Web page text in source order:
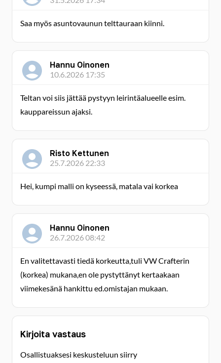
Saa myös asuntovaunun telttauraan kiinni.
Hannu Oinonen
10.6.2026 17:35
Teltan voi siis jättää pystyyn leirintäalueelle esim.
kauppareissun ajaksi.
Risto Kettunen
25.7.2026 22:33
Hei, kumpi malli on kyseessä, matala vai korkea
Hannu Oinonen
26.7.2026 08:42
En valitettavasti tiedä korkeutta,tuli VW Crafterin
(korkea) mukana,en ole pystyttänyt kertaakaan
viimekesänä hankittu ed.omistajan mukaan.
Kirjoita vastaus
Osallistuaksesi keskusteluun siirry